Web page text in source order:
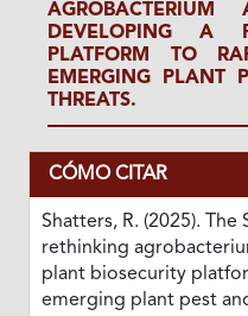
DEVELOPING A
PLATFORM TO
EMERGING PLANT
THREATS.
CÓMO CITAR
Shatters, R. (2025).
rethinking
plant biosecurity
emerging plant pest